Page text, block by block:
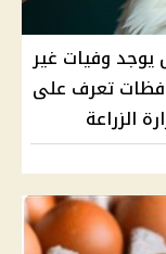
وفيات غير
تعرف على
الزراعة